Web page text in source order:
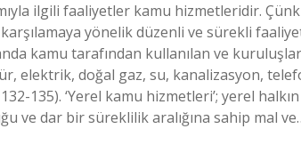
ilgili faaliyetler kamu hizmetleridir.
yönelik düzenli ve sürekli
kamu tarafından kullanılan ve
elektrik, doğal gaz, su, kanalizasyon,
135). ‘Yerel kamu hizmetleri’; yerel
ve dar bir süreklilik aralığına sahip mal